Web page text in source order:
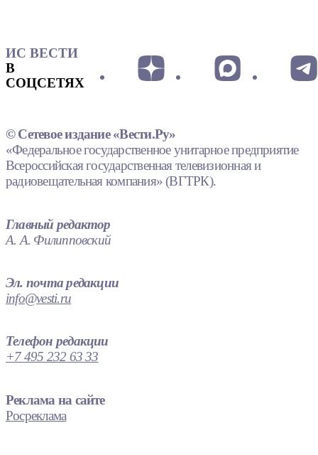
ИС ВЕСТИ
В
СОЦСЕТЯХ
© Сетевое издание «Вести.Ру»
«Федеральное государственное унитарное предприятие
Всероссийская государственная телевизионная и
радиовещательная компания» (ВГТРК).
Главный редактор
А. А. Филипповский
Эл. почта редакции
info@vesti.ru
Телефон редакции
+7 495 232 63 33
Реклама на сайте
Росреклама